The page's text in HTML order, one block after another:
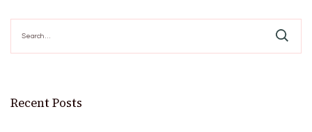
for:
Recent Posts